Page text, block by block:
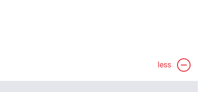
less